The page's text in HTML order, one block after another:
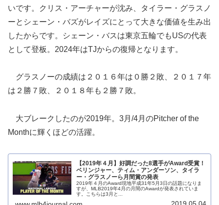
いです。クリス・アーチャーが沈み、タイラー・グラスノ
ーとシェーン・バズがレイズにとって大きな価値を生み出
したからです。シェーン・バスは東京五輪でもUSの代表
として登板。2024年はTJからの復帰となります。
グラスノーの成績は２０１６年は０勝２敗、２０１７年
は２勝７敗、２０１８年も２勝７敗。
大ブレークしたのが2019年。3月/4月のPitcher of the
Monthに輝くほどの活躍。
【2019年４月】好調だった8選手がAward受賞！
ベリンジャー、ティム・アンダーソン、タイラ
ー・グラスノーら月間賞の発表
2019年４月のAward現地平成31年5月3日の話題になりま
すが、MLB2019年4月の月間のAwardが発表されていま
す。こちらは3月と...
2019.05.04